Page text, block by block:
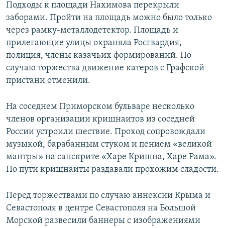
Подходы к площади Нахимова перекрыли
заборами. Пройти на площадь можно было только
через рамку-металлодетектор. Площадь и
прилегающие улицы охраняла Росгвардия,
полиция, члены казачьих формирований. По
случаю торжества движение катеров с Графской
пристани отменили.
На соседнем Приморском бульваре несколько
членов организации кришнаитов из соседней
России устроили шествие. Проход сопровождали
музыкой, барабанным стуком и пением «великой
мантры» на санскрите «Харе Кришна, Харе Рама».
По пути кришнаиты раздавали прохожим сладости.
Перед торжествами по случаю аннексии Крыма и
Севастополя в центре Севастополя на Большой
Морской развесили баннеры с изображениями